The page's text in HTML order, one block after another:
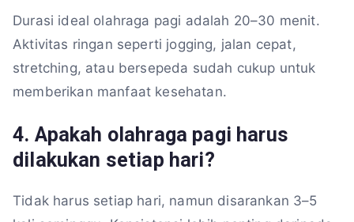
Durasi ideal olahraga pagi adalah 20–30 menit.
Aktivitas ringan seperti jogging, jalan cepat,
stretching, atau bersepeda sudah cukup untuk
memberikan manfaat kesehatan.
4. Apakah olahraga pagi harus
dilakukan setiap hari?
Tidak harus setiap hari, namun disarankan 3–5